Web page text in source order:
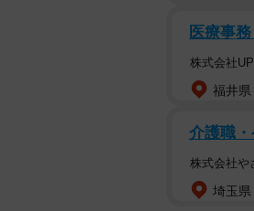
医療事
株式会社
福井県
介護職
株式会社や
埼玉県